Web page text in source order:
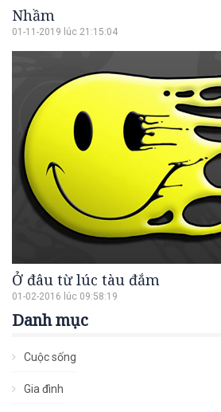
Nhầm
01-11-2019 lúc 21:15:04
Ở đâu từ lúc tàu đắm
01-02-2016 lúc 09:58:19
Danh mục
Cuộc sống
Gia đình